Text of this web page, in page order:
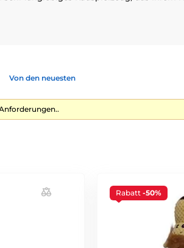
Von den neuesten
Rabatt-50%